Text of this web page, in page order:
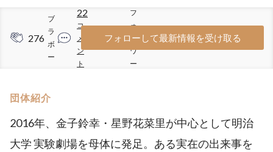
276
ブ
ラ
ボ
ー
22
コ
メ
ン
ト
340
フ
ォ
ロ
ワ
ー
フォローして最新情報を受け取る
団体紹介
2016年、金子鈴幸・星野花菜里が中心として明治
大学 実験劇場を母体に発足。ある実在の出来事を